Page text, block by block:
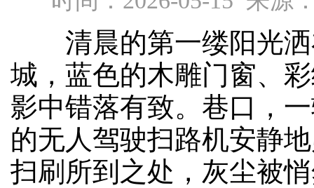
清晨的第一缕阳光洒
城，蓝色的木雕门窗、
影中错落有致。巷口，
的无人驾驶扫路机安静
扫刷所到之处，灰尘被